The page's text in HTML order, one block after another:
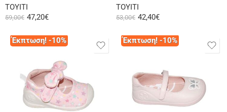
ΤΟΥΙΤΙ
59,00€ 47,20€
ΤΟΥΙΤΙ
53,00€ 42,40€
Έκπτωση! -10% Έκπτωση! -10%